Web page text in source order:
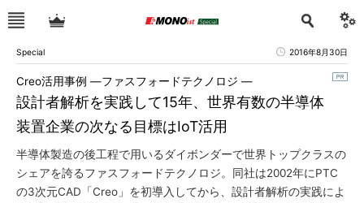
Special 2016年8月30日
設計者解析を実践して15年、世界有数の半導体
装置企業の次なる目標はIoT活用
Creo活用事例 ―ファスフォードテクノロジ ―
半導体製造の後工程で用いるダイボンダーで世界トップクラスの
シェアを誇るファスフォードテクノロジ。同社は2002年にPTC
の3次元CAD「Creo」を初導入してから、設計者解析の実践によ